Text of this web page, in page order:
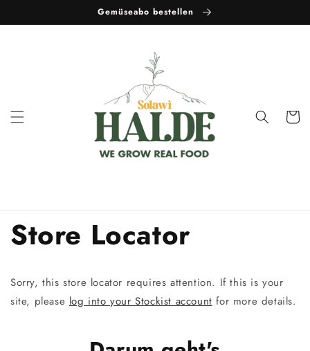
ai contenuti
Gemüseabo bestellen
Carrello
Store Locator
Sorry, this store locator requires attention. If this is your
site, please log into your Stockist account for more details.